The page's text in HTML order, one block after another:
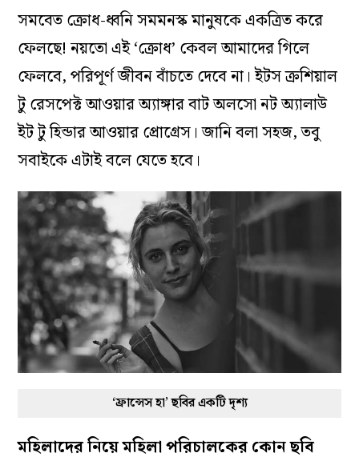
সমবেত ক্রোধ-ধ্বনি সমমনস্ক মানুষকে একত্রিত করে
ফেলছে! নয়তো এই ‘ক্রোধ’ কেবল আমাদের গিলে
ফেলবে, পরিপূর্ণ জীবন বাঁচতে দেবে না। ইটস ক্রশিয়াল
টু রেসপেক্ট আওয়ার অ‌্যাঙ্গার বাট অলসো নট অ‌্যালাউ
ইট টু হিন্ডার আওয়ার প্রোগ্রেস। জানি বলা সহজ, তবু
সবাইকে এটাই বলে যেতে হবে।
‘ফ্রান্সেস হা’ ছবির একটি দৃশ্য
মহিলাদের নিয়ে মহিলা পরিচালকের কোন ছবি